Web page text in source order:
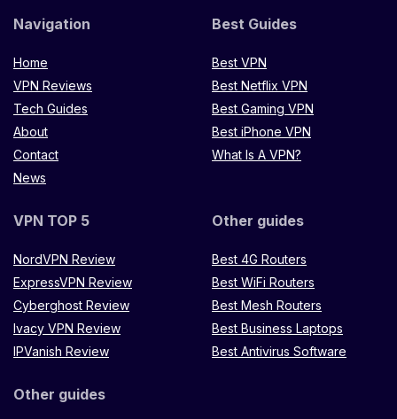
Navigation
Home
VPN Reviews
Tech Guides
About
Contact
News
Best Guides
Best VPN
Best Netflix VPN
Best Gaming VPN
Best iPhone VPN
What Is A VPN?
VPN TOP 5
NordVPN Review
ExpressVPN Review
Cyberghost Review
Ivacy VPN Review
IPVanish Review
Other guides
Best 4G Routers
Best WiFi Routers
Best Mesh Routers
Best Business Laptops
Best Antivirus Software
Other guides